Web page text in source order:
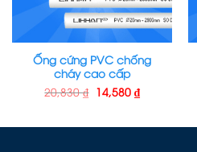
Ống cứng PVC chống
cháy cao cấp
20,830₫ 14,580 ₫